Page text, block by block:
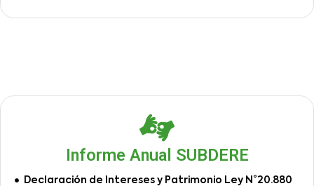
Informe Anual SUBDERE
Declaración de Intereses y Patrimonio Ley N°20.880